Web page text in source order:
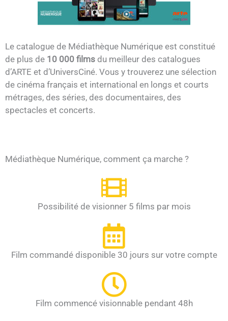
Le catalogue de Médiathèque Numérique est constitué
de plus de 10 000 films du meilleur des catalogues
d’ARTE et d’UniversCiné. Vous y trouverez une sélection
de cinéma français et international en longs et courts
métrages, des séries, des documentaires, des
spectacles et concerts.
Médiathèque Numérique, comment ça marche ?
Possibilité de visionner 5 films par mois
Film commandé disponible 30 jours sur votre compte
Film commencé visionnable pendant 48h